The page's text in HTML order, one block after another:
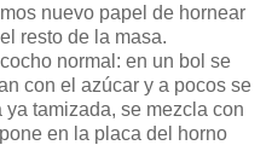
nuevo papel de hornear
resto de la masa.
normal: en un bol se
con el azúcar y a pocos se
tamizada, se mezcla con
en la placa del horno